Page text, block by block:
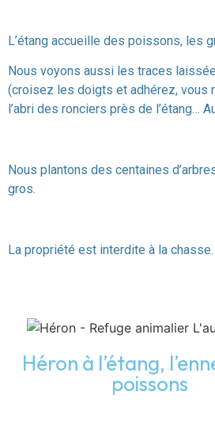
L’étang accueille des poissons, les
Nous voyons aussi les traces
(croisez les doigts et adhérez, vous
l’abri des ronciers près de l’étang…
Nous plantons des centaines
gros.
La propriété est interdite à la
Héron à l’étang,
poissons